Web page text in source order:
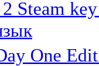
Steam
One